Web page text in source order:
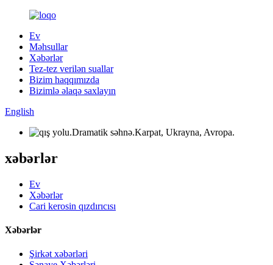
Ev
Məhsullar
Xəbərlər
Tez-tez verilən suallar
Bizim haqqımızda
Bizimlə əlaqə saxlayın
English
xəbərlər
Ev
Xəbərlər
Cari kerosin qızdırıcısı
Xəbərlər
Şirkət xəbərləri